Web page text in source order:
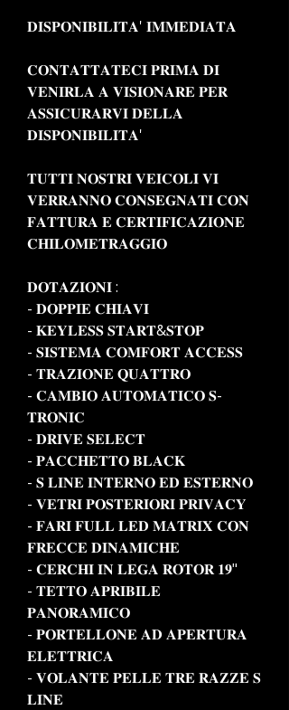
𝐃𝐈𝐒𝐏𝐎𝐍𝐈𝐁𝐈𝐋𝐈𝐓𝐀' 𝐈𝐌𝐌𝐄𝐃𝐈𝐀𝐓𝐀
𝐂𝐎𝐍𝐓𝐀𝐓𝐓𝐀𝐓𝐄𝐂𝐈 𝐏𝐑𝐈𝐌𝐀 𝐃𝐈
𝐕𝐄𝐍𝐈𝐑𝐋𝐀 𝐀 𝐕𝐈𝐒𝐈𝐎𝐍𝐀𝐑𝐄 𝐏𝐄𝐑
𝐀𝐒𝐒𝐈𝐂𝐔𝐑𝐀𝐑𝐕𝐈 𝐃𝐄𝐋𝐋𝐀
𝐃𝐈𝐒𝐏𝐎𝐍𝐈𝐁𝐈𝐋𝐈𝐓𝐀'
𝐓𝐔𝐓𝐓𝐈 𝐍𝐎𝐒𝐓𝐑𝐈 𝐕𝐄𝐈𝐂𝐎𝐋𝐈 𝐕𝐈
𝐕𝐄𝐑𝐑𝐀𝐍𝐍𝐎 𝐂𝐎𝐍𝐒𝐄𝐆𝐍𝐀𝐓𝐈 𝐂𝐎𝐍
𝐅𝐀𝐓𝐓𝐔𝐑𝐀 𝐄 𝐂𝐄𝐑𝐓𝐈𝐅𝐈𝐂𝐀𝐙𝐈𝐎𝐍𝐄
𝐂𝐇𝐈𝐋𝐎𝐌𝐄𝐓𝐑𝐀𝐆𝐆𝐈𝐎
𝐃𝐎𝐓𝐀𝐙𝐈𝐎𝐍𝐈 :
- 𝐃𝐎𝐏𝐏𝐈𝐄 𝐂𝐇𝐈𝐀𝐕𝐈
- 𝐊𝐄𝐘𝐋𝐄𝐒𝐒 𝐒𝐓𝐀𝐑𝐓&𝐒𝐓𝐎𝐏
- 𝐒𝐈𝐒𝐓𝐄𝐌𝐀 𝐂𝐎𝐌𝐅𝐎𝐑𝐓 𝐀𝐂𝐂𝐄𝐒𝐒
- 𝐓𝐑𝐀𝐙𝐈𝐎𝐍𝐄 𝐐𝐔𝐀𝐓𝐓𝐑𝐎
- 𝐂𝐀𝐌𝐁𝐈𝐎 𝐀𝐔𝐓𝐎𝐌𝐀𝐓𝐈𝐂𝐎 𝐒-
𝐓𝐑𝐎𝐍𝐈𝐂
- 𝐃𝐑𝐈𝐕𝐄 𝐒𝐄𝐋𝐄𝐂𝐓
- 𝐏𝐀𝐂𝐂𝐇𝐄𝐓𝐓𝐎 𝐁𝐋𝐀𝐂𝐊
- 𝐒 𝐋𝐈𝐍𝐄 𝐈𝐍𝐓𝐄𝐑𝐍𝐎 𝐄𝐃 𝐄𝐒𝐓𝐄𝐑𝐍𝐎
- 𝐕𝐄𝐓𝐑𝐈 𝐏𝐎𝐒𝐓𝐄𝐑𝐈𝐎𝐑𝐈 𝐏𝐑𝐈𝐕𝐀𝐂𝐘
- 𝐅𝐀𝐑𝐈 𝐅𝐔𝐋𝐋 𝐋𝐄𝐃 𝐌𝐀𝐓𝐑𝐈𝐗 𝐂𝐎𝐍
𝐅𝐑𝐄𝐂𝐂𝐄 𝐃𝐈𝐍𝐀𝐌𝐈𝐂𝐇𝐄
- 𝐂𝐄𝐑𝐂𝐇𝐈 𝐈𝐍 𝐋𝐄𝐆𝐀 𝐑𝐎𝐓𝐎𝐑 𝟏𝟗"
- 𝐓𝐄𝐓𝐓𝐎 𝐀𝐏𝐑𝐈𝐁𝐈𝐋𝐄
𝐏𝐀𝐍𝐎𝐑𝐀𝐌𝐈𝐂𝐎
- 𝐏𝐎𝐑𝐓𝐄𝐋𝐋𝐎𝐍𝐄 𝐀𝐃 𝐀𝐏𝐄𝐑𝐓𝐔𝐑𝐀
𝐄𝐋𝐄𝐓𝐓𝐑𝐈𝐂𝐀
- 𝐕𝐎𝐋𝐀𝐍𝐓𝐄 𝐏𝐄𝐋𝐋𝐄 𝐓𝐑𝐄 𝐑𝐀𝐙𝐙𝐄 𝐒
𝐋𝐈𝐍𝐄